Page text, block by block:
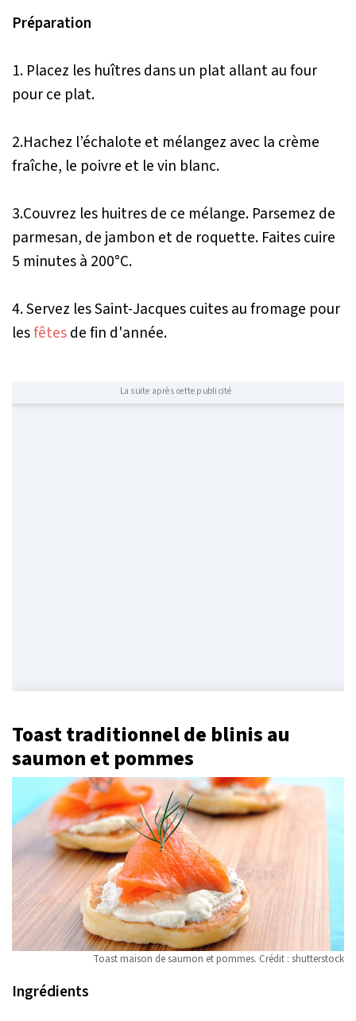
Préparation
1. Placez les huîtres dans un plat allant au four
pour ce plat.
2.Hachez l’échalote et mélangez avec la crème
fraîche, le poivre et le vin blanc.
3.Couvrez les huitres de ce mélange. Parsemez de
parmesan, de jambon et de roquette. Faites cuire
5 minutes à 200°C.
4. Servez les Saint-Jacques cuites au fromage pour
lesfêtesde fin d'année.
La suite après cette publicité
Toast traditionnel de blinis au
saumon et pommes
Toast maison de saumon et pommes. Crédit : shutterstock
Ingrédients